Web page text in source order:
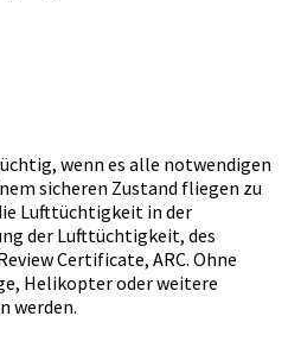
wenn es alle notwendigen
sicheren Zustand fliegen zu
Lufttüchtigkeit in der
der Lufttüchtigkeit, des
Certificate, ARC. Ohne
Helikopter oder weitere
werden.